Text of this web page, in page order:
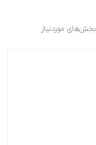
بخش‌های موردنیاز